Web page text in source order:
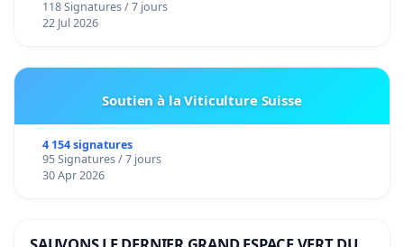
118 Signatures / 7 jours
22 Jul 2026
Soutien à la Viticulture Suisse
4 154 signatures
95 Signatures / 7 jours
30 Apr 2026